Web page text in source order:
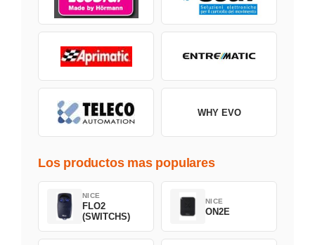
WHY EVO
Los productos mas populares
NICE
FLO2
(SWITCHS)
NICE
ON2E